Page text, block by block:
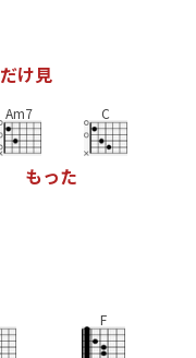
だけ見
Am7
もった
C
F